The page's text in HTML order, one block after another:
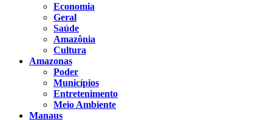
Economia
Geral
Saúde
Amazônia
Cultura
Amazonas
Poder
Municípios
Entretenimento
Meio Ambiente
Manaus